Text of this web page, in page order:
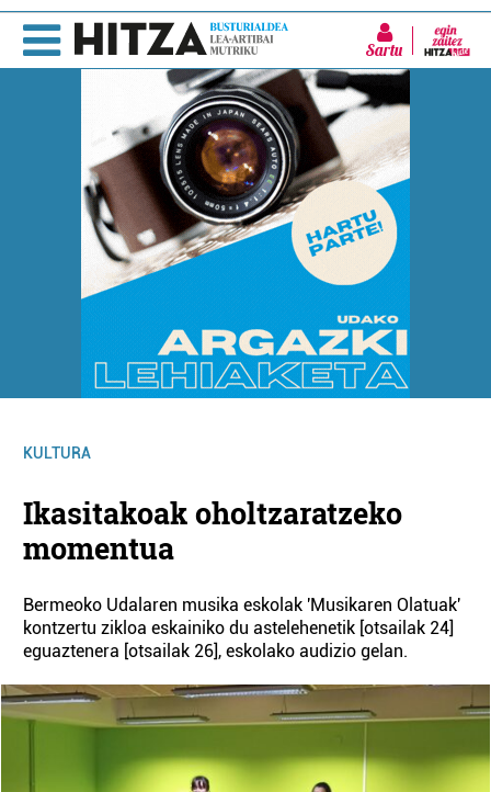
Sartu
KULTURA
Ikasitakoak oholtzaratzeko
momentua
Bermeoko Udalaren musika eskolak 'Musikaren Olatuak'
kontzertu zikloa eskainiko du astelehenetik [otsailak 24]
eguaztenera [otsailak 26], eskolako audizio gelan.